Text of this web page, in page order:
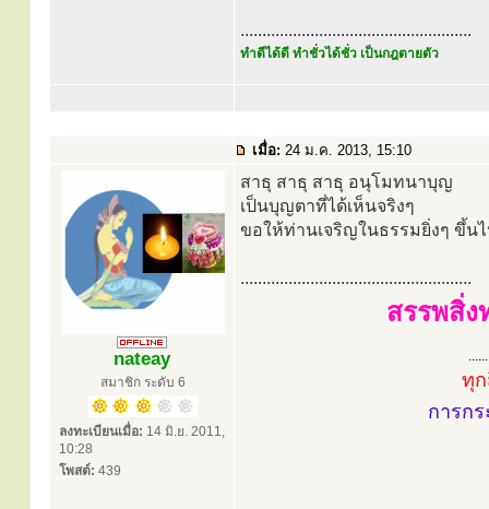
.....................................................
ทำดีได้ดี ทำชั่วได้ชั่ว เป็นกฎตายตัว
เมื่อ: 24 ม.ค. 2013, 15:10
nateay
สมาชิก ระดับ 6
ลงทะเบียนเมื่อ: 14 มิ.ย. 2011,
10:28
โพสต์: 439
สาธุ สาธุ สาธุ อนุโมทนาบุญ
เป็นบุญตาที่ได้เห็นจริงๆ
ขอให้ท่านเจริญในธรรมยิ่งๆ ขึ้น
.....................................................
สรรพสิ่
ทุ
การก